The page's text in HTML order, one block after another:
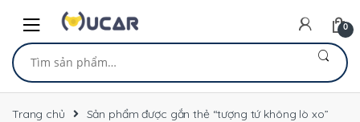
navigation
content
0
Tìm
kiếm:
Trang chủ Sản phẩm được gắn thẻ “tượng tứ không lò xo”